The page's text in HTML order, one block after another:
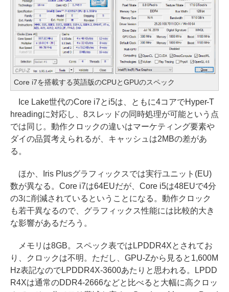
Core i7を搭載する英語版のCPUとGPUのスペック
Ice Lake世代のCore i7とi5は、ともに4コアでHyper-T
hreadingに対応し、8スレッドの同時処理が可能という点
では同じ。動作クロックの違いはマーケティング要素や
ダイの品質考えられるが、キャッシュは2MBの差があ
る。
ほか、Iris Plusグラフィックスでは実行ユニット(EU)
数が異なる。Core i7は64EUだが、Core i5は48EUで4分
の3に削減されているということになる。動作クロック
も若干異なるので、グラフィックス性能には比較的大き
な影響があるだろう。
メモリは8GB。スペック表ではLPDDR4Xとされてお
り、クロックは不明。ただし、GPU-Zから見ると1,600M
Hz表記なのでLPDDR4X-3600あたりと思われる。LPDD
R4Xは通常のDDR4-2666などと比べると大幅に高クロッ